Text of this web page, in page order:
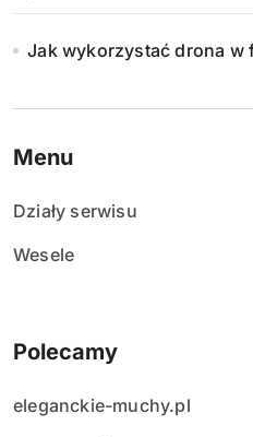
Jak wykorzystać drona w
Menu
Działy serwisu
Wesele
Polecamy
eleganckie-muchy.pl